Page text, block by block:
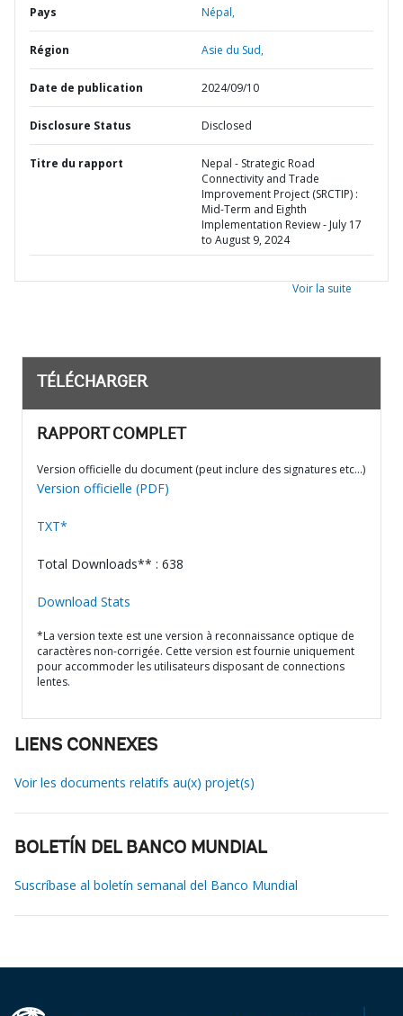
Pays Népal,
Région Asie du Sud,
Date de publication 2024/09/10
Disclosure Status Disclosed
Titre du rapport
Nepal - Strategic Road
Connectivity and Trade
Improvement Project (SRCTIP) :
Mid-Term and Eighth
Implementation Review - July 17
to August 9, 2024
Voir la suite
TÉLÉCHARGER
RAPPORT COMPLET
Version officielle du document (peut inclure des signatures etc…)
Version officielle (PDF)
TXT*
Total Downloads** : 638
Download Stats
*La version texte est une version à reconnaissance optique de
caractères non-corrigée. Cette version est fournie uniquement
pour accommoder les utilisateurs disposant de connections
lentes.
LIENS CONNEXES
Voir les documents relatifs au(x) projet(s)
BOLETÍN DEL BANCO MUNDIAL
Suscríbase al boletín semanal del Banco Mundial